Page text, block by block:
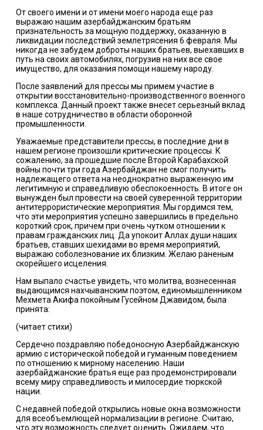
От своего имени и от имени моего народа еще раз
выражаю нашим азербайджанским братьям
признательность за мощную поддержку, оказанную в
ликвидации последствий землетрясения 6 февраля. Мы
никогда не забудем доброты наших братьев, выехавших в
путь на своих автомобилях, погрузив на них все свое
имущество, для оказания помощи нашему народу.
После заявлений для прессы мы примем участие в
открытии восстановительно-производственного военного
комплекса. Данный проект также внесет серьезный вклад
в наше сотрудничество в области оборонной
промышленности.
Уважаемые представители прессы, в последние дни в
нашем регионе произошли критические процессы. К
сожалению, за прошедшие после Второй Карабахской
войны почти три года Азербайджан не смог получить
надлежащего ответа на неоднократно выраженную им
легитимную и справедливую обеспокоенность. В итоге он
вынужден был провести на своей суверенной территории
антитеррористические мероприятия. Мы гордимся тем,
что эти мероприятия успешно завершились в предельно
короткий срок, причем при очень чутком отношении к
правам гражданских лиц. Да упокоит Аллах души наших
братьев, ставших шехидами во время мероприятий,
выражаю соболезнование их близким. Желаю раненым
скорейшего исцеления.
Нам выпало счастье увидеть, что молитва, вознесенная
выдающимся нахчыванским поэтом, единомышленником
Мехмета Акифа покойным Гусейном Джавидом, была
принята:
(читает стихи)
Сердечно поздравляю победоносную Азербайджанскую
армию с исторической победой и гуманным поведением
по отношению к мирному населению. Наши
азербайджанские братья еще раз продемонстрировали
всему миру справедливость и милосердие тюркской
нации.
С недавней победой открылись новые окна возможности
для всеобъемлющей нормализации в регионе. Считаю,
что эту возможность следует оценить. Ожидаем, что